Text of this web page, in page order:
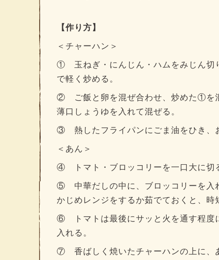
【作り方】
＜チャーハン＞
① 玉ねぎ・にんじん・ハムをみじん切
で軽く炒める。
② ご飯と卵を混ぜ合わせ、炒めた①を
薄口しょうゆを入れて混ぜる。
③ 熱したフライパンにごま油をひき、
＜あん＞
④ トマト・ブロッコリーを一口大に切
⑤ 中華だしの中に、ブロッコリーを入
かじめレンジをするか茹でておくと、時
⑥ トマトは最後にサッと火を通す程度
入れる。
⑦ 香ばしく焼いたチャーハンの上に、